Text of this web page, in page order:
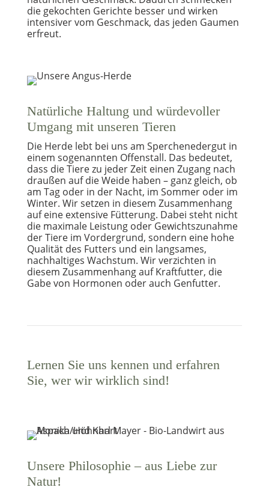
die gekochten Gerichte besser und wirken
intensiver vom Geschmack, das jeden Gaumen
erfreut.
Natürliche Haltung und würdevoller
Umgang mit unseren Tieren
Die Herde lebt bei uns am Sperchenedergut in
einem sogenannten Offenstall. Das bedeutet,
dass die Tiere zu jeder Zeit einen Zugang nach
draußen auf die Weide haben – ganz gleich, ob
am Tag oder in der Nacht, im Sommer oder im
Winter. Wir setzen in diesem Zusammenhang
auf eine extensive Fütterung. Dabei steht nicht
die maximale Leistung oder Gewichtszunahme
der Tiere im Vordergrund, sondern eine hohe
Qualität des Futters und ein langsames,
nachhaltiges Wachstum. Wir verzichten in
diesem Zusammenhang auf Kraftfutter, die
Gabe von Hormonen oder auch Genfutter.
Lernen Sie uns kennen und erfahren
Sie, wer wir wirklich sind!
Unsere Philosophie – aus Liebe zur
Natur!